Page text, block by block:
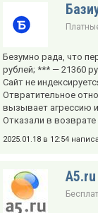
Безумно рада, что
рублей; *** — 21360
Сайт не
Отвратительное
вызывает агрессию
Отказали в возврате
2025.01.18 в 12:54
A5.ru